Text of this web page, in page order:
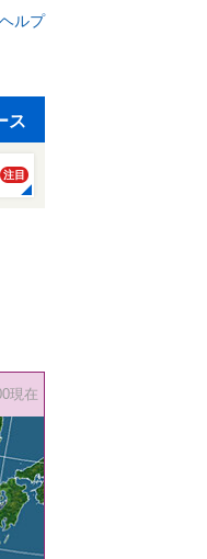
ヘルプ
ス
注目
現在